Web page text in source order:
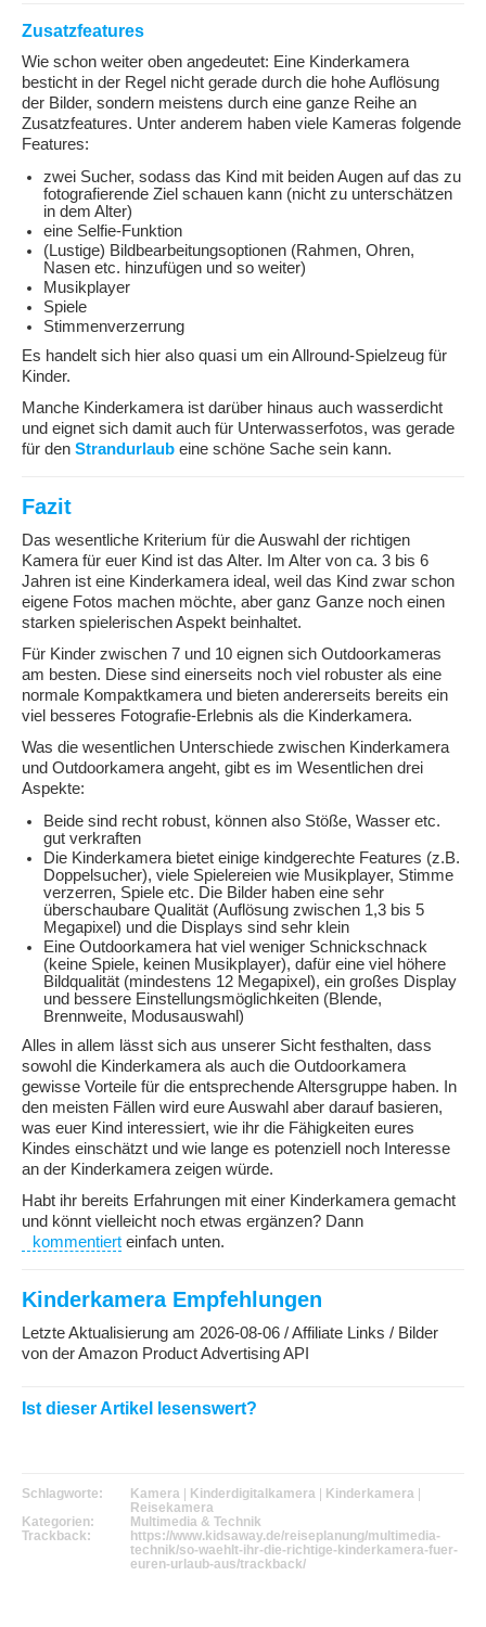
Zusatzfeatures
Wie schon weiter oben angedeutet: Eine Kinderkamera
besticht in der Regel nicht gerade durch die hohe Auflösung
der Bilder, sondern meistens durch eine ganze Reihe an
Zusatzfeatures. Unter anderem haben viele Kameras folgende
Features:
zwei Sucher, sodass das Kind mit beiden Augen auf das zu
fotografierende Ziel schauen kann (nicht zu unterschätzen
in dem Alter)
eine Selfie-Funktion
(Lustige) Bildbearbeitungsoptionen (Rahmen, Ohren,
Nasen etc. hinzufügen und so weiter)
Musikplayer
Spiele
Stimmenverzerrung
Es handelt sich hier also quasi um ein Allround-Spielzeug für
Kinder.
Manche Kinderkamera ist darüber hinaus auch wasserdicht
und eignet sich damit auch für Unterwasserfotos, was gerade
für den Strandurlaub eine schöne Sache sein kann.
Fazit
Das wesentliche Kriterium für die Auswahl der richtigen
Kamera für euer Kind ist das Alter. Im Alter von ca. 3 bis 6
Jahren ist eine Kinderkamera ideal, weil das Kind zwar schon
eigene Fotos machen möchte, aber ganz Ganze noch einen
starken spielerischen Aspekt beinhaltet.
Für Kinder zwischen 7 und 10 eignen sich Outdoorkameras
am besten. Diese sind einerseits noch viel robuster als eine
normale Kompaktkamera und bieten andererseits bereits ein
viel besseres Fotografie-Erlebnis als die Kinderkamera.
Was die wesentlichen Unterschiede zwischen Kinderkamera
und Outdoorkamera angeht, gibt es im Wesentlichen drei
Aspekte:
Beide sind recht robust, können also Stöße, Wasser etc.
gut verkraften
Die Kinderkamera bietet einige kindgerechte Features (z.B.
Doppelsucher), viele Spielereien wie Musikplayer, Stimme
verzerren, Spiele etc. Die Bilder haben eine sehr
überschaubare Qualität (Auflösung zwischen 1,3 bis 5
Megapixel) und die Displays sind sehr klein
Eine Outdoorkamera hat viel weniger Schnickschnack
(keine Spiele, keinen Musikplayer), dafür eine viel höhere
Bildqualität (mindestens 12 Megapixel), ein großes Display
und bessere Einstellungsmöglichkeiten (Blende,
Brennweite, Modusauswahl)
Alles in allem lässt sich aus unserer Sicht festhalten, dass
sowohl die Kinderkamera als auch die Outdoorkamera
gewisse Vorteile für die entsprechende Altersgruppe haben. In
den meisten Fällen wird eure Auswahl aber darauf basieren,
was euer Kind interessiert, wie ihr die Fähigkeiten eures
Kindes einschätzt und wie lange es potenziell noch Interesse
an der Kinderkamera zeigen würde.
Habt ihr bereits Erfahrungen mit einer Kinderkamera gemacht
und könnt vielleicht noch etwas ergänzen? Dann
kommentiert einfach unten.
Kinderkamera Empfehlungen
Letzte Aktualisierung am 2026-08-06 / Affiliate Links / Bilder
von der Amazon Product Advertising API
Ist dieser Artikel lesenswert?
Schlagworte: Kamera | Kinderdigitalkamera | Kinderkamera |
Reisekamera
Kategorien:
Multimedia & Technik
Trackback:
https://www.kidsaway.de/reiseplanung/multimedia-
technik/so-waehlt-ihr-die-richtige-kinderkamera-fuer-
euren-urlaub-aus/trackback/